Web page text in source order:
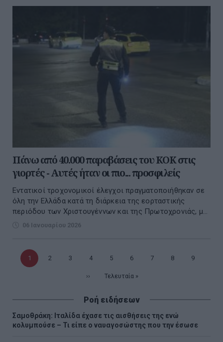
Πάνω από 40.000 παραβάσεις του ΚΟΚ στις
γιορτές - Αυτές ήταν οι πιο... προσφιλείς
Εντατικοί τροχονομικοί έλεγχοι πραγματοποιήθηκαν σε
όλη την Ελλάδα κατά τη διάρκεια της εορταστικής
περιόδου των Χριστουγέννων και της Πρωτοχρονιάς, μ...
06 Ιανουαρίου 2026
Τρέχουσα
1 Σελίδα
2 Σελίδα
3 Σελίδα
4 Σελίδα
5 Σελίδα
6 Σελίδα
7 Σελίδα
8 Σελίδα
9
Επόμενη
›› Τελευταία
Τελευταία »
Ροή ειδήσεων
Σαμοθράκη: Ιταλίδα έχασε τις αισθήσεις της ενώ
κολυμπούσε – Τι είπε ο ναυαγοσώστης που την έσωσε